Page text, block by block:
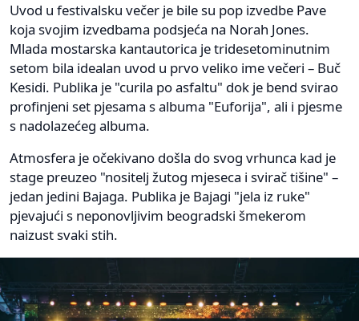
Uvod u festivalsku večer je bile su pop izvedbe Pave
koja svojim izvedbama podsjeća na Norah Jones.
Mlada mostarska kantautorica je tridesetominutnim
setom bila idealan uvod u prvo veliko ime večeri – Buč
Kesidi. Publika je "curila po asfaltu" dok je bend svirao
profinjeni set pjesama s albuma "Euforija", ali i pjesme
s nadolazećeg albuma.
Atmosfera je očekivano došla do svog vrhunca kad je
stage preuzeo "nositelj žutog mjeseca i svirač tišine" –
jedan jedini Bajaga. Publika je Bajagi "jela iz ruke"
pjevajući s neponovljivim beogradski šmekerom
naizust svaki stih.